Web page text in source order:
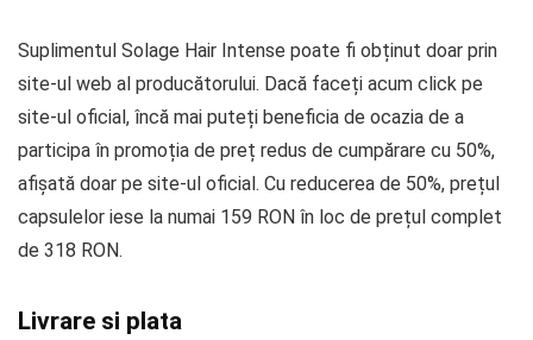
Suplimentul Solage Hair Intense poate fi obținut doar prin
site-ul web al producătorului. Dacă faceți acum click pe
site-ul oficial, încă mai puteți beneficia de ocazia de a
participa în promoția de preț redus de cumpărare cu 50%,
afișată doar pe site-ul oficial. Cu reducerea de 50%, prețul
capsulelor iese la numai 159 RON în loc de prețul complet
de 318 RON.
Livrare si plata